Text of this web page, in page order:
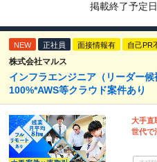
掲載終了予定
NEW 正社員 面接情報有 自己PR
株式会社マルス
インフラエンジニア（リーダー
100%*AWS等クラウド案件あり
大手
世代で